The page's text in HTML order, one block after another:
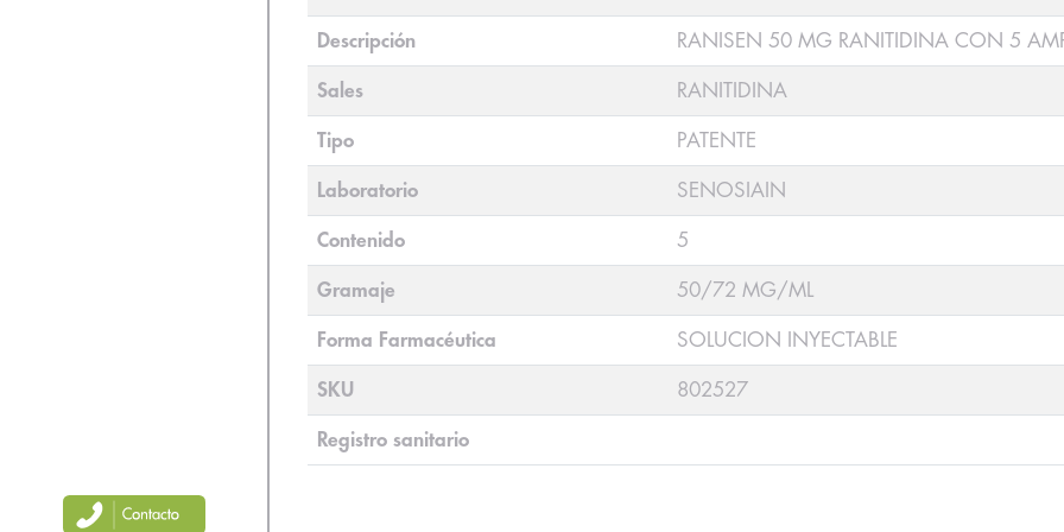
Descripción RANISEN 50 MG RANITIDINA CON 5
Sales RANITIDINA
Tipo PATENTE
Laboratorio SENOSIAIN
Contenido 5
Gramaje 50/72 MG/ML
Forma Farmacéutica SOLUCION INYECTABLE
SKU 802527
Registro sanitario